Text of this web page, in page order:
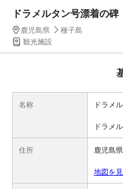
ドラメルタン号漂着の碑
鹿児島県
種子島
観光施設
名称 ドラメ
ドラメ
住所 鹿児島
地図を